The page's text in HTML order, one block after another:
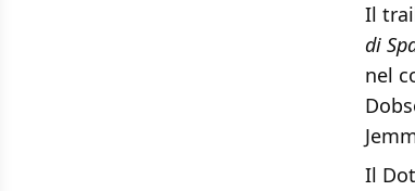
Il
di
nel
Il